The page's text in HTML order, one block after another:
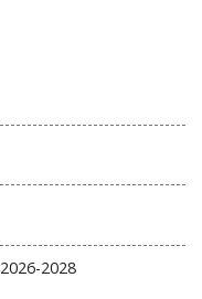
2028